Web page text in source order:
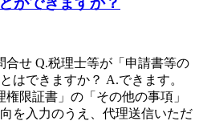
合せ Q.税理士等が「申請書等の
はできますか？ A.できます。
限証書」の「その他の事項」
を入力のうえ、代理送信いただ